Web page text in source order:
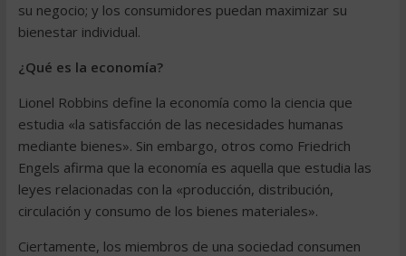
su negocio; y los consumidores puedan maximizar su
bienestar individual.
¿Qué es la economía?
Lionel Robbins define la economía como la ciencia que
estudia «la satisfacción de las necesidades humanas
mediante bienes». Sin embargo, otros como Friedrich
Engels afirma que la economía es aquella que estudia las
leyes relacionadas con la «producción, distribución,
circulación y consumo de los bienes materiales».
Ciertamente, los miembros de una sociedad consumen